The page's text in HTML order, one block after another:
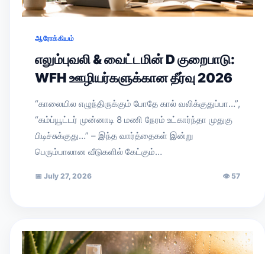
ஆரோக்கியம்
எலும்புவலி & வைட்டமின் D குறைபாடு:
WFH ஊழியர்களுக்கான தீர்வு 2026
“காலையில எழுந்திருக்கும் போதே கால் வலிக்குதுப்பா…”,
“கம்ப்யூட்டர் முன்னாடி 8 மணி நேரம் உட்கார்ந்தா முதுகு
பிடிச்சுக்குது…” – இந்த வார்த்தைகள் இன்று
பெரும்பாலான வீடுகளில் கேட்கும்…
📅 July 27, 2026 👁57